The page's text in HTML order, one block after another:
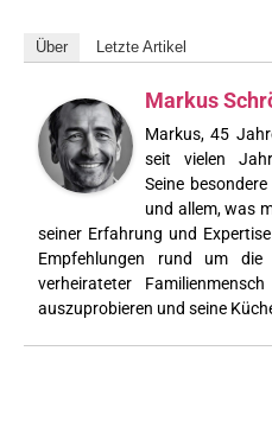
Über Letzte Artikel
Markus
Markus, 45
seit vielen
Seine
und allem, was
seiner Erfahrung und
Empfehlungen rund um
verheirateter
auszuprobieren und seine